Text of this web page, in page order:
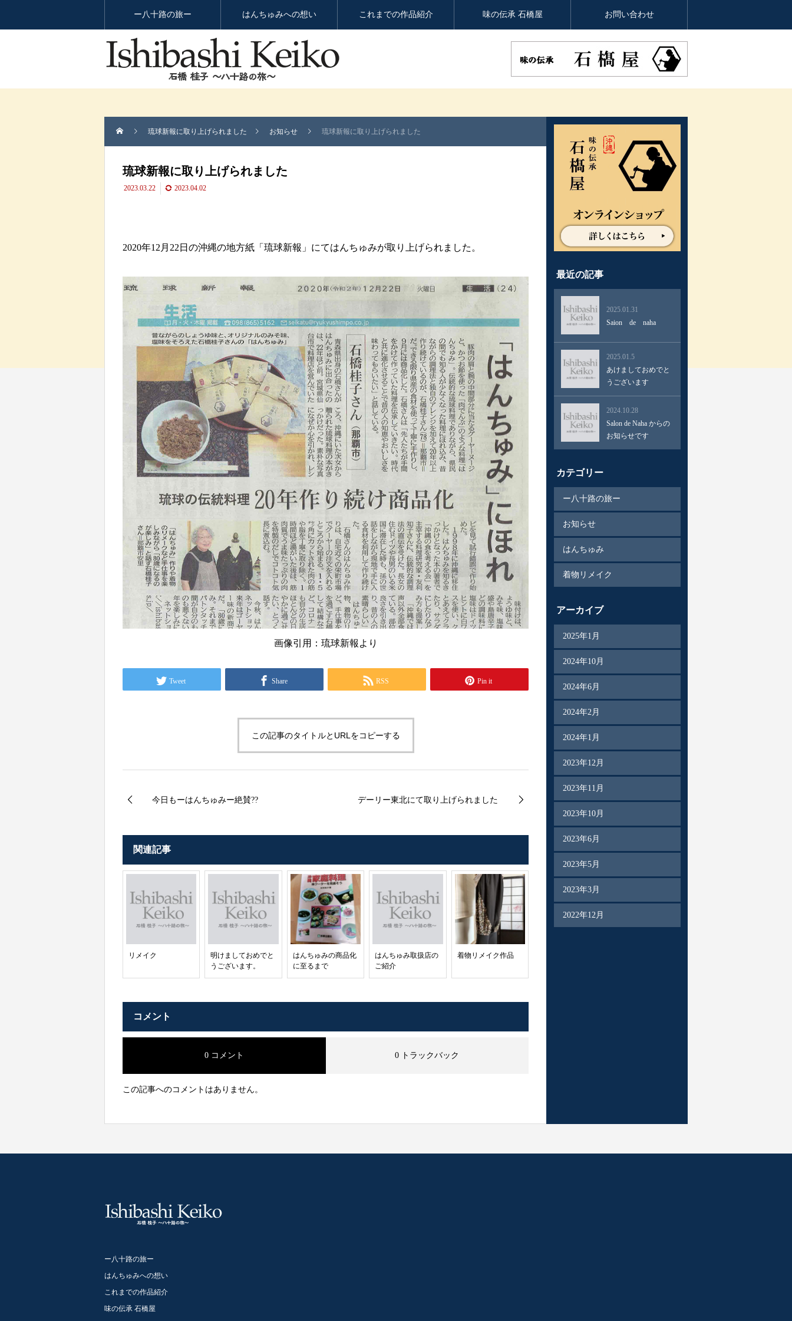
ー八十路の旅ー はんちゅみへの想い これまでの作品紹介 味の伝承 石橋屋 お問い合わせ
琉球新報に取り上げられました お知らせ 琉球新報に取り上げられました
琉球新報に取り上げられました
2023.03.22 2023.04.02
2020年12月22日の沖縄の地方紙「琉球新報」にてはんちゅみが取り上げられました。
画像引用：琉球新報より
Tweet Share RSS Pin it
この記事のタイトルとURLをコピーする
今日もーはんちゅみー絶賛?? デーリー東北にて取り上げられました
関連記事
リメイク
明けましておめでと
うございます。
はんちゅみの商品化
に至るまで
はんちゅみ取扱店の
ご紹介
着物リメイク作品
コメント
0 コメント 0 トラックバック
この記事へのコメントはありません。
最近の記事
2025.01.31
Saion de naha
2025.01.5
あけましておめでと
うございます
2024.10.28
Salon de Naha からの
お知らせです
カテゴリー
ー八十路の旅ー
お知らせ
はんちゅみ
着物リメイク
アーカイブ
2025年1月
2024年10月
2024年6月
2024年2月
2024年1月
2023年12月
2023年11月
2023年10月
2023年6月
2023年5月
2023年3月
2022年12月
ー八十路の旅ー
はんちゅみへの想い
これまでの作品紹介
味の伝承 石橋屋